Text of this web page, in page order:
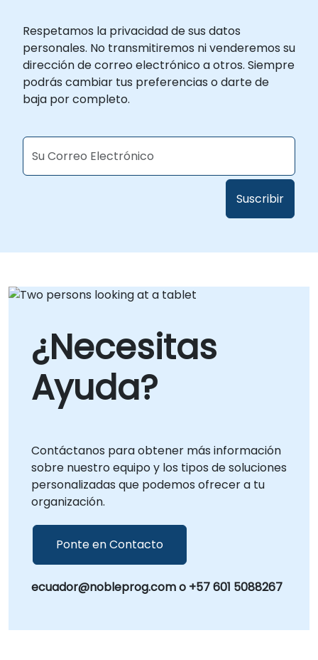
Respetamos la privacidad de sus datos
personales. No transmitiremos ni venderemos su
dirección de correo electrónico a otros. Siempre
podrás cambiar tus preferencias o darte de
baja por completo.
¿Necesitas
Ayuda?
Contáctanos para obtener más información
sobre nuestro equipo y los tipos de soluciones
personalizadas que podemos ofrecer a tu
organización.
Ponte en Contacto
ecuador@nobleprog.com o +57 601 5088267